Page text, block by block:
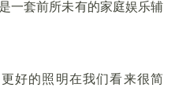
一套前所未有的家庭娱乐辅
好的照明在我们看来很简